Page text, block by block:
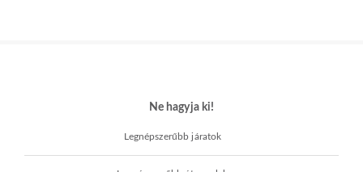
Ne hagyja ki!
Legnépszerűbb járatok